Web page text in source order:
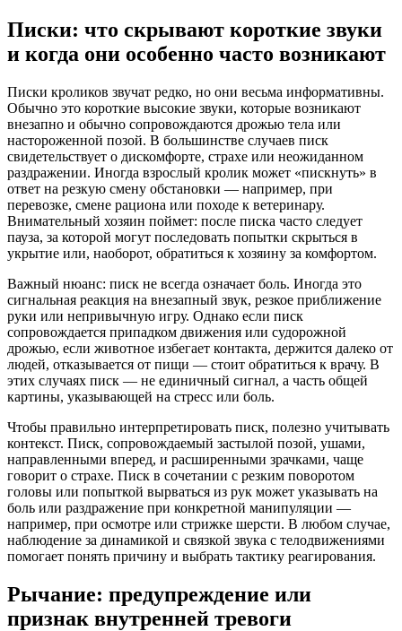
Писки: что скрывают короткие звуки
и когда они особенно часто возникают
Писки кроликов звучат редко, но они весьма информативны.
Обычно это короткие высокие звуки, которые возникают
внезапно и обычно сопровождаются дрожью тела или
настороженной позой. В большинстве случаев писк
свидетельствует о дискомфорте, страхе или неожиданном
раздражении. Иногда взрослый кролик может «пискнуть» в
ответ на резкую смену обстановки — например, при
перевозке, смене рациона или походе к ветеринару.
Внимательный хозяин поймет: после писка часто следует
пауза, за которой могут последовать попытки скрыться в
укрытие или, наоборот, обратиться к хозяину за комфортом.
Важный нюанс: писк не всегда означает боль. Иногда это
сигнальная реакция на внезапный звук, резкое приближение
руки или непривычную игру. Однако если писк
сопровождается припадком движения или судорожной
дрожью, если животное избегает контакта, держится далеко от
людей, отказывается от пищи — стоит обратиться к врачу. В
этих случаях писк — не единичный сигнал, а часть общей
картины, указывающей на стресс или боль.
Чтобы правильно интерпретировать писк, полезно учитывать
контекст. Писк, сопровождаемый застылой позой, ушами,
направленными вперед, и расширенными зрачками, чаще
говорит о страхе. Писк в сочетании с резким поворотом
головы или попыткой вырваться из рук может указывать на
боль или раздражение при конкретной манипуляции —
например, при осмотре или стрижке шерсти. В любом случае,
наблюдение за динамикой и связкой звука с телодвижениями
помогает понять причину и выбрать тактику реагирования.
Рычание: предупреждение или
признак внутренней тревоги